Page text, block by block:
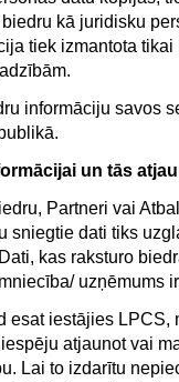
kā juridisku
tiek izmantota
informāciju savos
un tās
Partneri vai
sniegtie dati tiks
kas raksturo
uzņēmums
esat iestājies LPCS,
atjaunot vai
Lai to izdarītu